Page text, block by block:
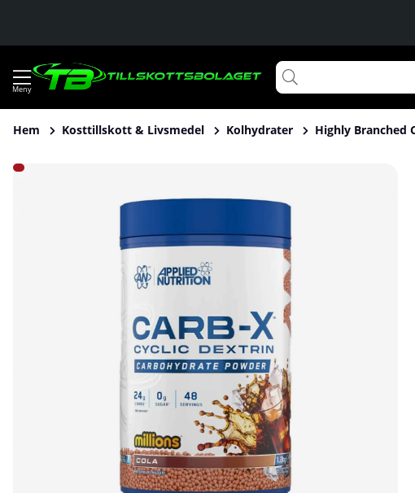
Hem Kosttillskott & Livsmedel Kolhydrater Highly Branched
Produktbilder Applied Nutrition Carb-X, 1200 g